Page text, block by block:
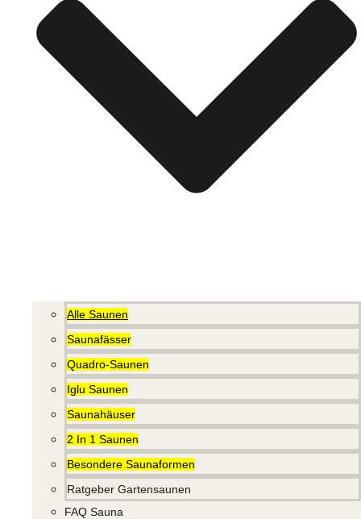
Alle Saunen
Saunafässer
Quadro-Saunen
Iglu Saunen
Saunahäuser
2 In 1 Saunen
Besondere Saunaformen
Ratgeber Gartensaunen
FAQ Sauna